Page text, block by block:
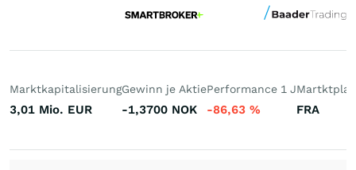
Marktkapitalisierung
3,01 Mio. EUR
Gewinn je Aktie
-1,3700 NOK
Performance 1 J
-86,63 % FRA